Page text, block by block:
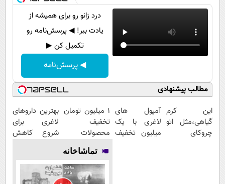
درد زانو رو برای همیشه از
یادت ببر! ◀ پرسش‌نامه رو
تکمیل کن ▶
◀ پرسش‌نامه
مطالب پیشنهادی
این کرم
گیاهی،مثل اتو
چروکای
آمپول های
لاغری با یک
میلیون تخفیف
۱ میلیون تومان
تخفیف
محصولات
لاغری؛ یک قدم
نزدیک‌تر به
شروع کاهش
وزن
بهترین داروهای
لاغری برای
شروع کاهش
نزدیکت!
تماشاخانه